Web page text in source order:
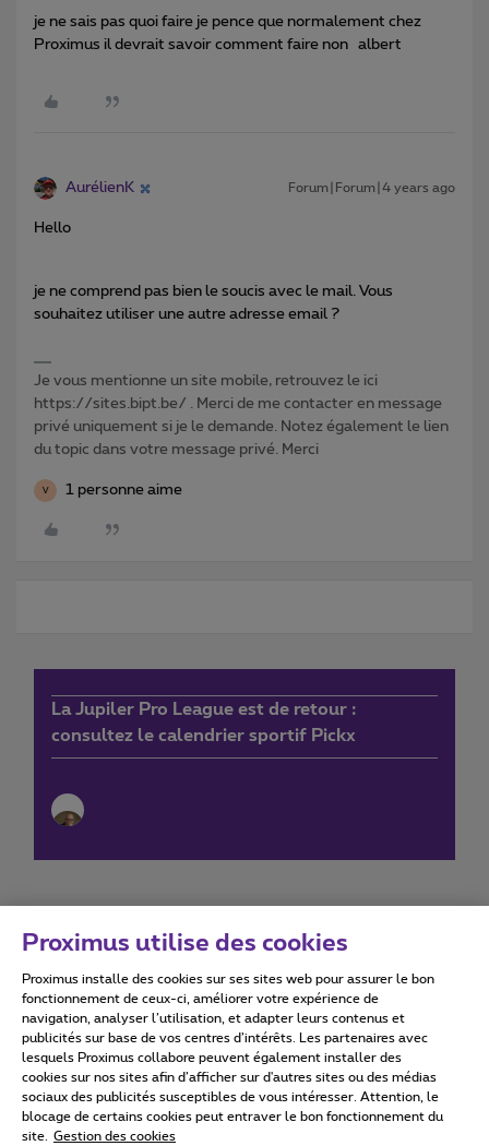
je ne sais pas quoi faire je pence que normalement chez
Proximus il devrait savoir comment faire non albert
AurélienK Forum|Forum|4 years ago
Hello
je ne comprend pas bien le soucis avec le mail. Vous
souhaitez utiliser une autre adresse email ?
Je vous mentionne un site mobile, retrouvez le ici
https://sites.bipt.be/ . Merci de me contacter en message
privé uniquement si je le demande. Notez également le lien
du topic dans votre message privé. Merci
V 1 personne aime
La Jupiler Pro League est de retour :
consultez le calendrier sportif Pickx
Conditions d'utilisation Accessibility statement
Tous droits réservés. © 2026 Proximus
Conditions générales, info consommateur
Proximus utilise des cookies
Proximus installe des cookies sur ses sites web pour assurer le bon
fonctionnement de ceux-ci, améliorer votre expérience de
navigation, analyser l’utilisation, et adapter leurs contenus et
publicités sur base de vos centres d’intérêts. Les partenaires avec
lesquels Proximus collabore peuvent également installer des
cookies sur nos sites afin d’afficher sur d'autres sites ou des médias
sociaux des publicités susceptibles de vous intéresser. Attention, le
blocage de certains cookies peut entraver le bon fonctionnement du
site.
Gestion des cookies